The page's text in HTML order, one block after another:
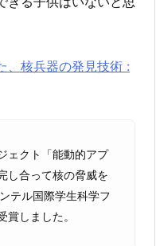
、核兵器の発見技術 :
ェクト「能動的アプ
し合って核の脅威を
テル国際学生科学フ
賞しました。